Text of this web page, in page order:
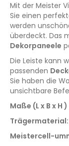
Mit der Meister
Sie einen
werden
überdeckt. Das
Dekorpaneele
Die Leiste kann
passenden
Sie haben die
unsichtbare
Maße (L x B x H
Trägermaterial:
Meistercell-